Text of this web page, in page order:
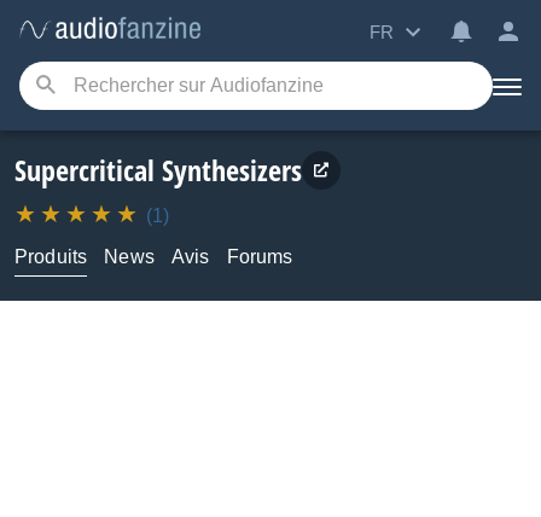
FR
Supercritical Synthesizers
(1)
Produits
News Avis Forums